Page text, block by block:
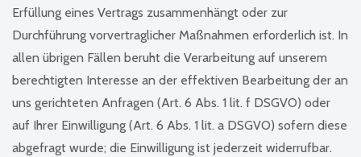
Erfüllung eines Vertrags zusammenhängt oder zur
Durchführung vorvertraglicher Maßnahmen erforderlich ist. In
allen übrigen Fällen beruht die Verarbeitung auf unserem
berechtigten Interesse an der effektiven Bearbeitung der an
uns gerichteten Anfragen (Art. 6 Abs. 1 lit. f DSGVO) oder
auf Ihrer Einwilligung (Art. 6 Abs. 1 lit. a DSGVO) sofern diese
abgefragt wurde; die Einwilligung ist jederzeit widerrufbar.